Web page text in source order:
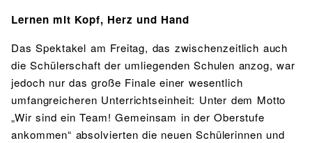
Lernen mit Kopf, Herz und Hand
Das Spektakel am Freitag, das zwischenzeitlich auch
die Schülerschaft der umliegenden Schulen anzog, war
jedoch nur das große Finale einer wesentlich
umfangreicheren Unterrichtseinheit: Unter dem Motto
„Wir sind ein Team! Gemeinsam in der Oberstufe
ankommen“ absolvierten die neuen Schülerinnen und